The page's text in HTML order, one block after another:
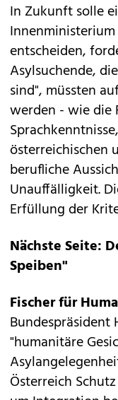
In Zukunft solle
entscheiden,
Asylsuchende,
sind", müssten
werden - wie die
österreichischen
berufliche
Unauffälligkeit.
Erfüllung der
Nächste Seite:
Speiben"
Fischer für
Bundespräsident
"humanitäre
Österreich